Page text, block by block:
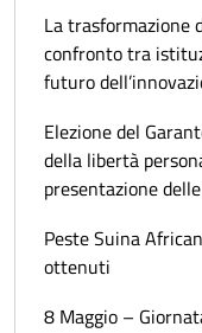
La trasformazione
confronto tra
futuro
Elezione del
della libertà
presentazione
Peste Suina
ottenuti
8 Maggio –